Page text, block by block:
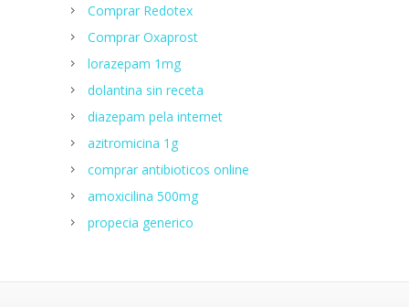
Сomprar Redotex
Comprar Oxaprost
lorazepam 1mg
dolantina sin receta
diazepam pela internet
azitromicina 1g
comprar antibioticos online
amoxicilina 500mg
propecia generico